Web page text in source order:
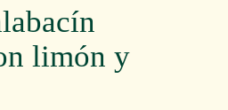
limón y